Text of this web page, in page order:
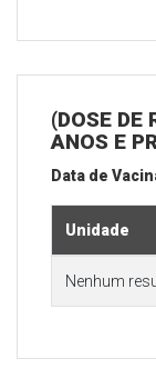
(DOSE DE
ANOS E
Data de
Unidade
Nenhum